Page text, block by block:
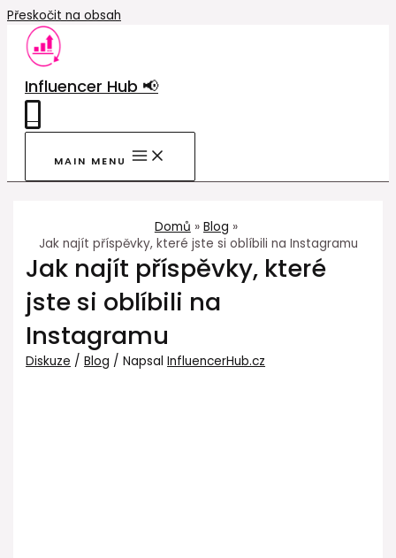
Přeskočit na obsah
Influencer Hub 📢
MAIN MENU
Domů
Blog
Jak najít příspěvky, které jste si oblíbili na Instagramu
Jak najít příspěvky, které
jste si oblíbili na
Instagramu
Diskuze /Blog / NapsalInfluencerHub.cz